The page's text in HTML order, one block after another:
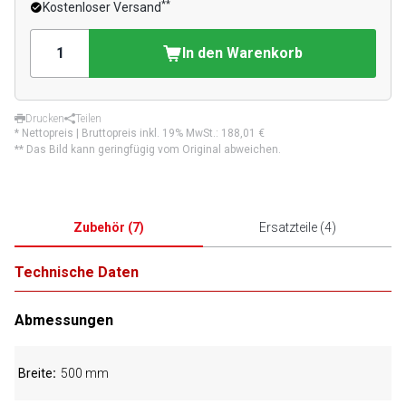
Kostenloser Versand**
In den Warenkorb
Drucken
Teilen
* Nettopreis | Bruttopreis inkl. 19% MwSt.: 188,01 €
** Das Bild kann geringfügig vom Original abweichen.
Zubehör (7) Ersatzteile(4)
Technische Daten
Abmessungen
Breite 500 mm